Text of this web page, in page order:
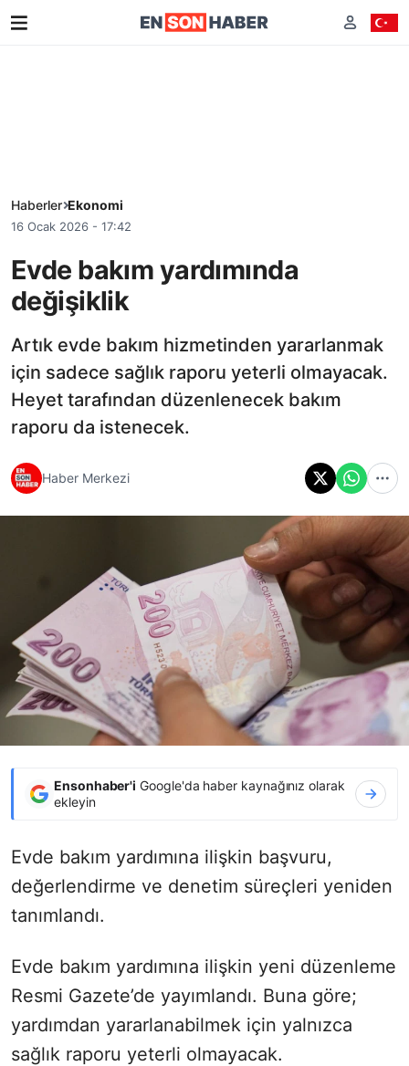
Haberler Ekonomi
16 Ocak 2026 - 17:42
Evde bakım yardımında
değişiklik
Artık evde bakım hizmetinden yararlanmak
için sadece sağlık raporu yeterli olmayacak.
Heyet tarafından düzenlenecek bakım
raporu da istenecek.
Haber Merkezi
Ensonhaber'i Google'da haber kaynağınız olarak
ekleyin
Evde bakım yardımına ilişkin başvuru,
değerlendirme ve denetim süreçleri yeniden
tanımlandı.
Evde bakım yardımına ilişkin yeni düzenleme
Resmi Gazete’de yayımlandı. Buna göre;
yardımdan yararlanabilmek için yalnızca
sağlık raporu yeterli olmayacak.